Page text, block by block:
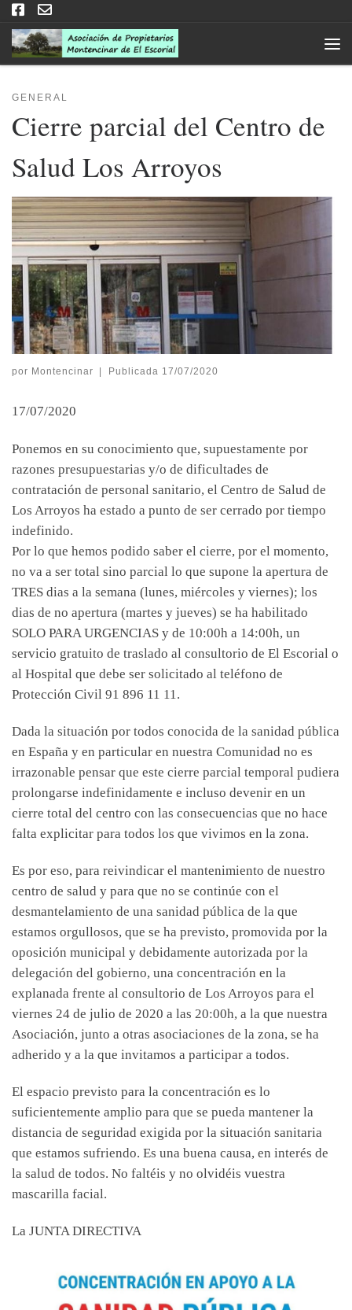
GENERAL
Cierre parcial del Centro de
Salud Los Arroyos
por Montencinar Publicada 17/07/2020
17/07/2020
Ponemos en su conocimiento que, supuestamente por
razones presupuestarias y/o de dificultades de
contratación de personal sanitario, el Centro de Salud de
Los Arroyos ha estado a punto de ser cerrado por tiempo
indefinido.
Por lo que hemos podido saber el cierre, por el momento,
no va a ser total sino parcial lo que supone la apertura de
TRES dias a la semana (lunes, miércoles y viernes); los
dias de no apertura (martes y jueves) se ha habilitado
SOLO PARA URGENCIAS y de 10:00h a 14:00h, un
servicio gratuito de traslado al consultorio de El Escorial o
al Hospital que debe ser solicitado al teléfono de
Protección Civil 91 896 11 11.
Dada la situación por todos conocida de la sanidad pública
en España y en particular en nuestra Comunidad no es
irrazonable pensar que este cierre parcial temporal pudiera
prolongarse indefinidamente e incluso devenir en un
cierre total del centro con las consecuencias que no hace
falta explicitar para todos los que vivimos en la zona.
Es por eso, para reivindicar el mantenimiento de nuestro
centro de salud y para que no se continúe con el
desmantelamiento de una sanidad pública de la que
estamos orgullosos, que se ha previsto, promovida por la
oposición municipal y debidamente autorizada por la
delegación del gobierno, una concentración en la
explanada frente al consultorio de Los Arroyos para el
viernes 24 de julio de 2020 a las 20:00h, a la que nuestra
Asociación, junto a otras asociaciones de la zona, se ha
adherido y a la que invitamos a participar a todos.
El espacio previsto para la concentración es lo
suficientemente amplio para que se pueda mantener la
distancia de seguridad exigida por la situación sanitaria
que estamos sufriendo. Es una buena causa, en interés de
la salud de todos. No faltéis y no olvidéis vuestra
mascarilla facial.
La JUNTA DIRECTIVA